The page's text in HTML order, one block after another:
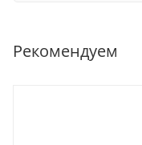
Рекомендуем